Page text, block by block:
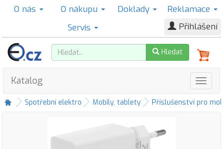
O nás O nákupu Doklady
Reklamace
Servis
Přihlášení
Hledat
Katalog
Spotřební elektro Mobily, tablety Příslušenství pro